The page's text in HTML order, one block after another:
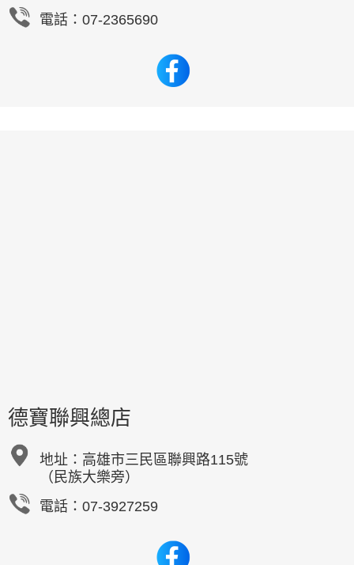
電話：07-2365690
德寶聯興總店
地址： 高雄市三民區聯興路115號
（民族大樂旁）
電話：07-3927259